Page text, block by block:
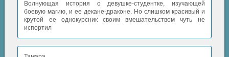
Волнующая история о девушке-студентке, изучающей
боевую магию, и ее декане-драконе. Но слишком красивый и
крутой ее однокурсник своим вмешательством чуть не
испортил